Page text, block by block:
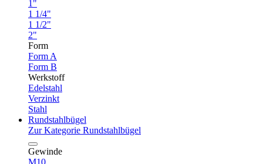
1"
1 1/4"
1 1/2"
2"
Form
Form A
Form B
Werkstoff
Edelstahl
Verzinkt
Stahl
Rundstahlbügel
Zur Kategorie Rundstahlbügel
Gewinde
M10